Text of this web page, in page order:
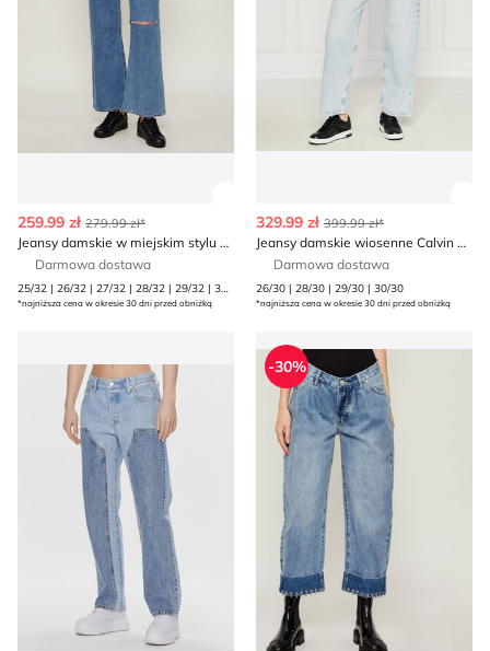
259.99 zł 279.99 zł*
Jeansy damskie w miejskim stylu Calvin Klein Jeans
Darmowa dostawa
25/32 | 26/32 | 27/32 | 28/32 | 29/32 | 30/32
*najniższa cena w okresie 30 dni przed obniżką
329.99 zł 399.99 zł*
Jeansy damskie wiosenne Calvin Klein Jeans
Darmowa dostawa
26/30 | 28/30 | 29/30 | 30/30
*najniższa cena w okresie 30 dni przed obniżką
Jeansy damskie w miejskim stylu na wiosnę Levi's®
Jeansy damskie w miejskim
-30%